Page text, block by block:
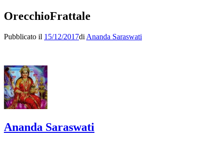
OrecchioFrattale
Pubblicato il 15/12/2017di Ananda Saraswati
Ananda Saraswati